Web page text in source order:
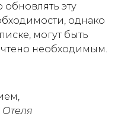
эту
однако
могут быть
необходимым.
Отеля